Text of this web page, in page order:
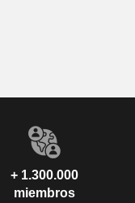
+ 1.300.000
miembros